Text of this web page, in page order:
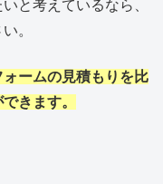
と考えているなら、
。
ームの見積もりを比
きます。